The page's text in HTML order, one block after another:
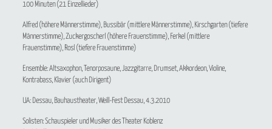
100 Minuten (21 Einzellieder)
Alfred (höhere Männerstimme), Bussibär (mittlere Männerstimme), Kirschgarten (tiefere
Männerstimme), Zuckergoscherl (höhere Frauenstimme), Ferkel (mittlere
Frauenstimme), Rosl (tiefere Frauenstimme)
Ensemble: Altsaxophon, Tenorposaune, Jazzgitarre, Drumset, Akkordeon, Violine,
Kontrabass, Klavier (auch Dirigent)
UA: Dessau, Bauhaustheater, Weill-Fest Dessau, 4.3.2010
Solisten: Schauspieler und Musiker des Theater Koblenz